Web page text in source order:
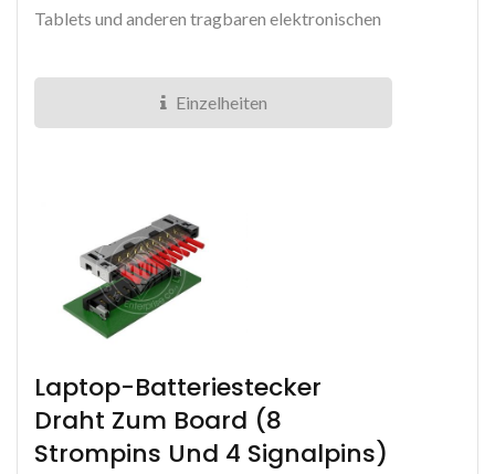
Tablets und anderen tragbaren elektronischen
Einzelheiten
Laptop-Batteriestecker
Draht Zum Board (8
Strompins Und 4 Signalpins)